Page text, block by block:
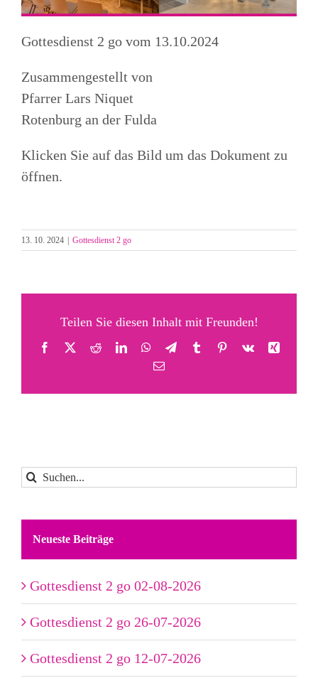
Gottesdienst 2 go vom 13.10.2024
Zusammengestellt von
Pfarrer Lars Niquet
Rotenburg an der Fulda
Klicken Sie auf das Bild um das Dokument zu
öffnen.
13. 10. 2024 Gottesdienst 2 go
Teilen Sie diesen Inhalt mit Freunden!
Facebook
X RedditLinkedInWhatsApp
TelegramTumblrPinterest
Vk
Xing
E-
Suche
Neueste Beiträge
Gottesdienst 2 go 02-08-2026
Gottesdienst 2 go 26-07-2026
Gottesdienst 2 go 12-07-2026